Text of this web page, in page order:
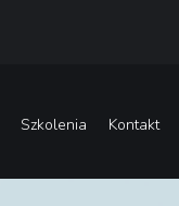
Szkolenia Kontakt